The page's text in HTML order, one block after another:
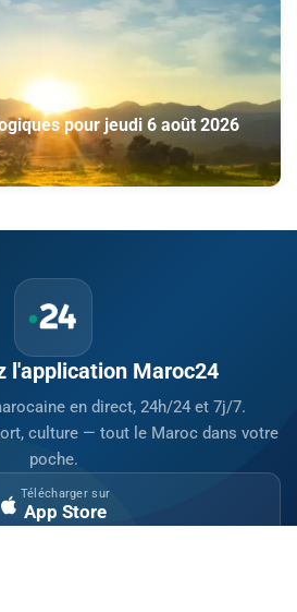
pour jeudi 6 août 2026
l'application Maroc24
en direct, 24h/24 et 7j/7.
culture — tout le Maroc dans votre
poche.
Télécharger sur
App Store